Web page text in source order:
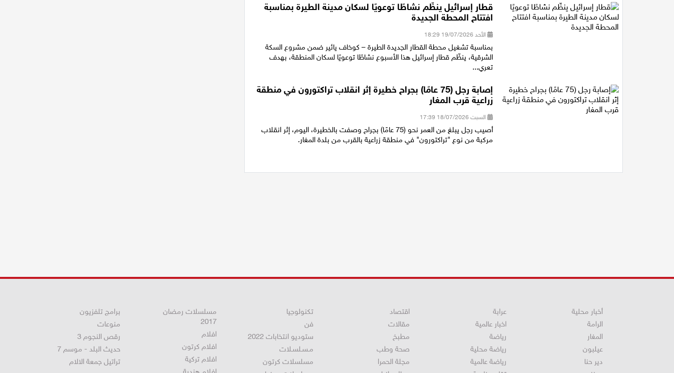
قطار إسرائيل ينظّم نشاطًا توعويًا لسكان مدينة الطيرة بمناسبة
افتتاح المحطة الجديدة
الأحد 19/07/2026 18:29
بمناسبة تشغيل محطة القطار الجديدة الطيرة – كوخاف يائير ضمن مشروع السكة
الشرقية، ينظّم قطار إسرائيل هذا الأسبوع نشاطًا توعويًا لسكان المنطقة، بهدف
تعري...
إصابة رجل (75 عامًا) بجراح خطيرة إثر انقلاب تراكتورون في منطقة
زراعية قرب المغار
السبت 18/07/2026 17:39
أصيب رجل يبلغ من العمر نحو (75 عامًا) بجراح وصفت بالخطيرة، اليوم، إثر انقلاب
مركبة من نوع "تراكتورون" في منطقة زراعية بالقرب من بلدة المغار.
أخبار محلية
الرامة
المغار
عيلبون
دير حنا
عرابة
اخبار عالمية
رياضة
رياضة محلية
رياضة عالمية
اقتصاد
مقالات
مطبخ
صحة وطب
مجلة الحمرا
تكنولوجيا
فن
ستوديو انتخابات 2022
مـسـلسـلات
مسلسلات كرتون
مسلسلات رمضان
2017
افلام
افلام كرتون
افلام تركية
برامج تلفزيون
منوعات
رقص النجوم 3
حديث البلد - موسم 7
تراتيل جمعة الالام